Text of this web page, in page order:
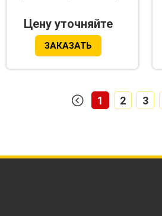
Цену уточняйте
ЗАКАЗАТЬ
1 2 3